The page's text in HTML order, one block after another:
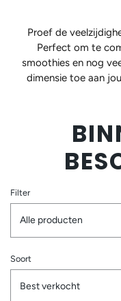
Proef de
Perfect om te
smoothies en nog
dimensie toe aan
Filter
Alle producten
Soort
Best verkocht